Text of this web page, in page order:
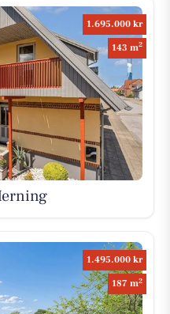
1.695.000 kr
143 m2
1.495.000 kr
187 m2